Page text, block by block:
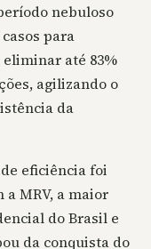
nebuloso
para
até 83%
agilizando o
da
eficiência foi
MRV, a maior
do Brasil e
da conquista do